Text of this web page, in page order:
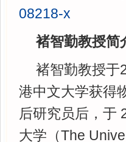
08218-x
褚智勤教授简
褚智勤教授于
港中文大学获得
后研究员后，于
大学（The